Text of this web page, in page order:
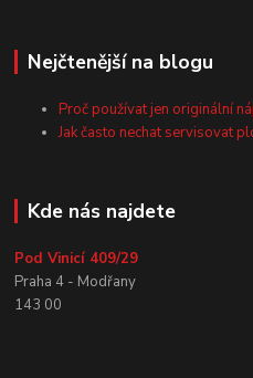
Nejčtenější na blogu
Proč používat jen originální
Jak často nechat servisovat
Kde nás najdete
Pod Vinicí 409/29
Praha 4 - Modřany
143 00